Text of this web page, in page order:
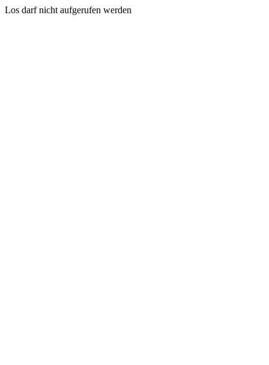
Los darf nicht aufgerufen werden